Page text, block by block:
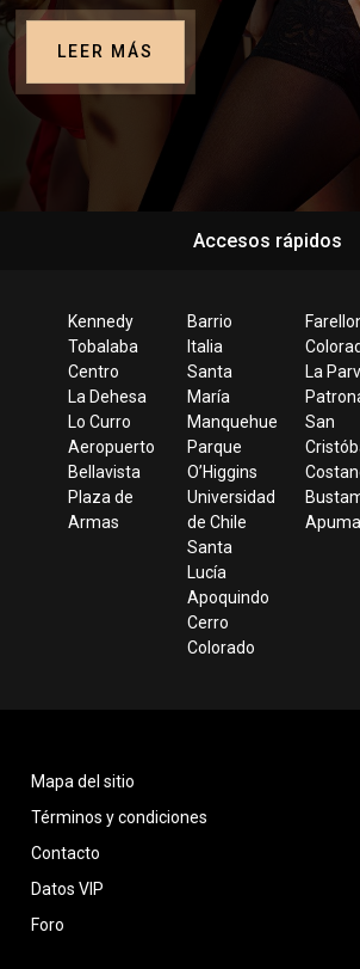
LEER MÁS
Accesos rápidos
Kennedy
Tobalaba
Centro
La Dehesa
Lo Curro
Aeropuerto
Bellavista
Plaza de
Armas
Barrio
Italia
Santa
María
Manquehue
Parque
O’Higgins
Universidad
de Chile
Santa
Lucía
Apoquindo
Cerro
Colorado
La
San
Mapa del sitio
Términos y condiciones
Contacto
Datos VIP
Foro